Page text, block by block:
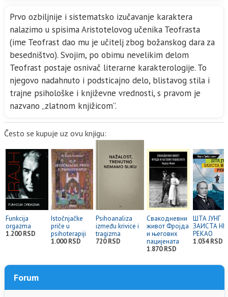
Prvo ozbiljnije i sistematsko izučavanje karaktera
nalazimo u spisima Aristotelovog učenika Teofrasta
(ime Teofrast dao mu je učitelj zbog božanskog dara za
besedništvo). Svojim, po obimu nevelikim delom
Teofrast postaje osnivač literarne karakterologije. To
njegovo nadahnuto i podsticajno delo, blistavog stila i
trajne psihološke i književne vrednosti, s pravom je
nazvano „zlatnom knjižicom”.
Često se kupuje uz ovu knjigu:
Funkcija
orgazma
1.200 RSD
Istočnjačke
priče u
psihoterapiji
1.000 RSD
Psihoanaliza
između krivice i
tragizma
720 RSD
Свакодневни
живот Фројда
и његових
пацијената
1.870 RSD
ШТА ЈУНГ
ЗАИСТА
РЕКАО
1.034 RSD
Forum